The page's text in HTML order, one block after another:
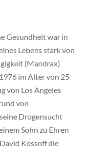
Gesundheit war in
Lebens stark von
(Mandrax)
im Alter von 25
von Los Angeles
von
Drogensucht
Sohn zu Ehren
Kossoff die